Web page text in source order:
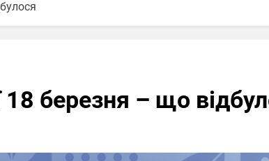
18 березня – що